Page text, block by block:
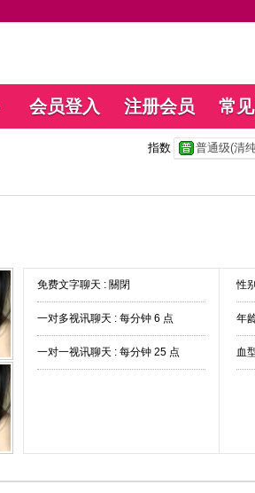
会员登入 注册会员 常
指数 普通级(清
免费文字聊天 : 關閉
一对多视讯聊天 : 每分钟 6 点
一对一视讯聊天 : 每分钟 25 点
性
年
血